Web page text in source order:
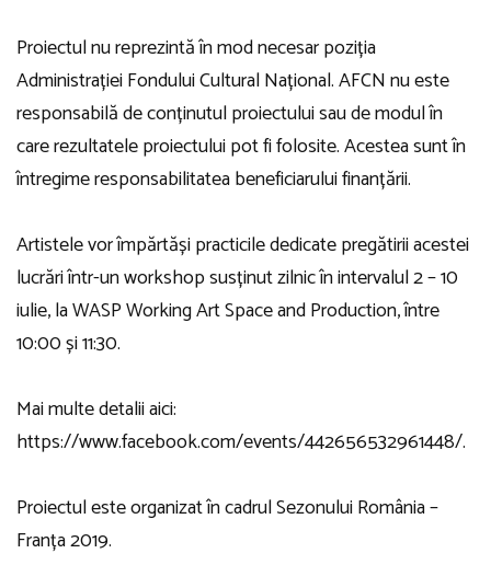
Proiectul nu reprezintă în mod necesar poziția
Administrației Fondului Cultural Național. AFCN nu este
responsabilă de conținutul proiectului sau de modul în
care rezultatele proiectului pot fi folosite. Acestea sunt în
întregime responsabilitatea beneficiarului finanțării.
Artistele vor împărtăși practicile dedicate pregătirii acestei
lucrări într-un workshop susținut zilnic în intervalul 2 – 10
iulie, la WASP Working Art Space and Production, între
10:00 și 11:30.
Mai multe detalii aici:
https://www.facebook.com/events/442656532961448/.
Proiectul este organizat în cadrul Sezonului România –
Franța 2019.